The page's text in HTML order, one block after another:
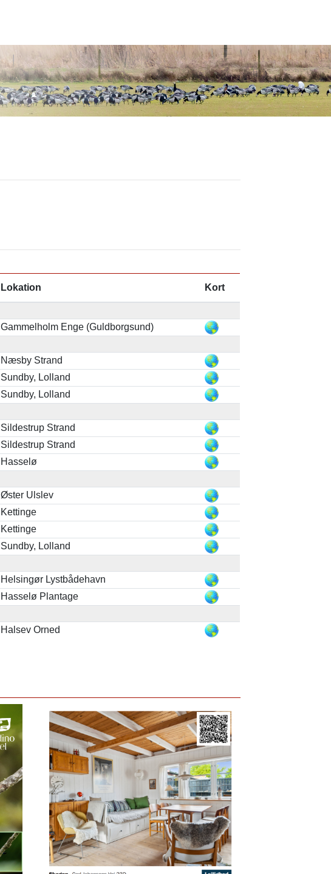
Lokation Kort
Gammelholm Enge (Guldborgsund)
Næsby Strand
Sundby, Lolland
Sundby, Lolland
Sildestrup Strand
Sildestrup Strand
Hasselø
Øster Ulslev
Kettinge
Kettinge
Sundby, Lolland
Helsingør Lystbådehavn
Hasselø Plantage
Halsev Orned